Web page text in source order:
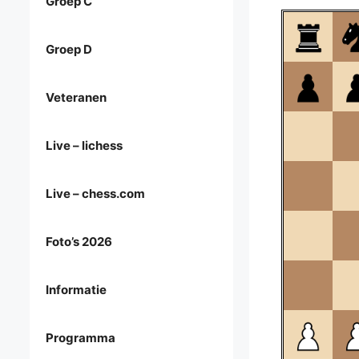
Groep D
Veteranen
Live – lichess
Live – chess.com
Foto’s 2026
Informatie
Programma